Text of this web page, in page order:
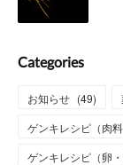
Categories
お知らせ (49)
ゲンキレシピ（肉料
ゲンキレシピ（卵・